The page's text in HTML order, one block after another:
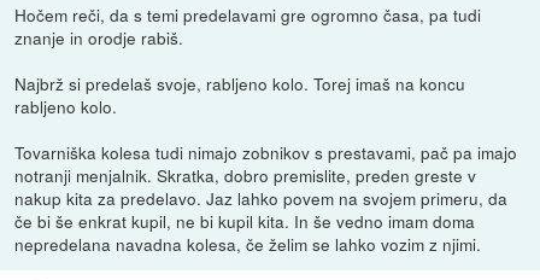
Hočem reči, da s temi predelavami gre ogromno časa, pa tudi
znanje in orodje rabiš.
Najbrž si predelaš svoje, rabljeno kolo. Torej imaš na koncu
rabljeno kolo.
Tovarniška kolesa tudi nimajo zobnikov s prestavami, pač pa imajo
notranji menjalnik. Skratka, dobro premislite, preden greste v
nakup kita za predelavo. Jaz lahko povem na svojem primeru, da
če bi še enkrat kupil, ne bi kupil kita. In še vedno imam doma
nepredelana navadna kolesa, če želim se lahko vozim z njimi.